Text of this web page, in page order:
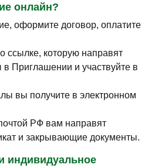
онлайн?
оформите договор, оплатите
ссылке, которую направят
Приглашении и участвуйте в
вы получите в электронном
РФ вам направят
и закрывающие документы.
индивидуальное